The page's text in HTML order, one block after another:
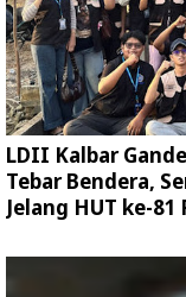
LDII Kalbar
Tebar Bendera,
Jelang HUT ke-81